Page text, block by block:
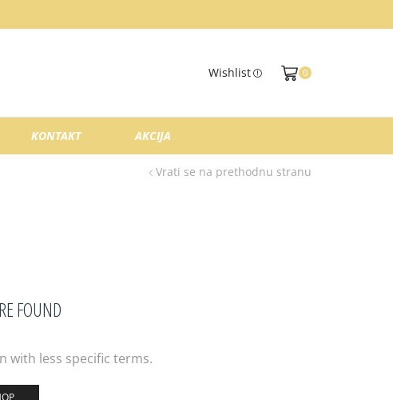
Wishlist 0
KONTAKT AKCIJA
Vrati se na prethodnu stranu
FOUND
with less specific terms.